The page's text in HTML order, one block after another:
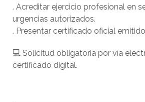
. Acreditar ejercicio profesional en
urgencias autorizados.
. Presentar certificado oficial
💻 Solicitud obligatoria por vía
certificado digital.